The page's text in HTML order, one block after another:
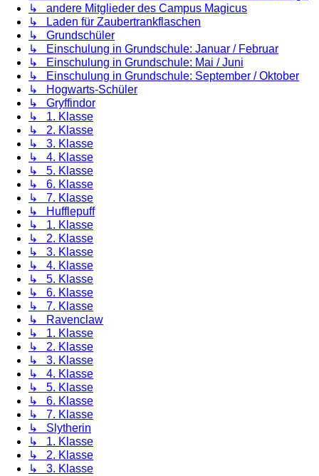
↳ andere Mitglieder des Campus Magicus
↳ Laden für Zaubertrankflaschen
↳ Grundschüler
↳ Einschulung in Grundschule: Januar / Februar
↳ Einschulung in Grundschule: Mai / Juni
↳ Einschulung in Grundschule: September / Oktober
↳ Hogwarts-Schüler
↳ Gryffindor
↳ 1. Klasse
↳ 2. Klasse
↳ 3. Klasse
↳ 4. Klasse
↳ 5. Klasse
↳ 6. Klasse
↳ 7. Klasse
↳ Hufflepuff
↳ 1. Klasse
↳ 2. Klasse
↳ 3. Klasse
↳ 4. Klasse
↳ 5. Klasse
↳ 6. Klasse
↳ 7. Klasse
↳ Ravenclaw
↳ 1. Klasse
↳ 2. Klasse
↳ 3. Klasse
↳ 4. Klasse
↳ 5. Klasse
↳ 6. Klasse
↳ 7. Klasse
↳ Slytherin
↳ 1. Klasse
↳ 2. Klasse
↳ 3. Klasse